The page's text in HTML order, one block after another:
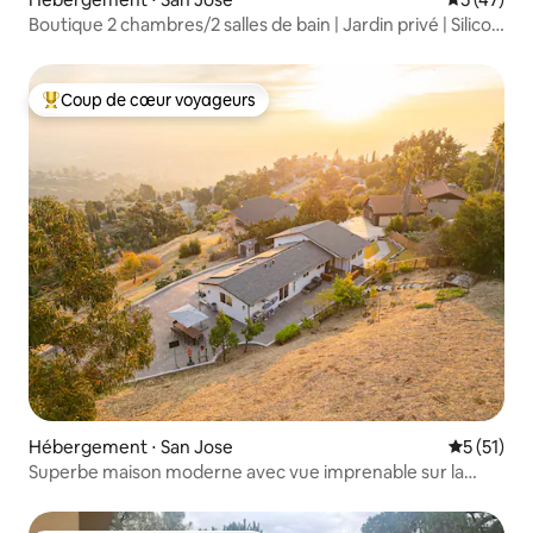
Boutique 2 chambres/2 salles de bain | Jardin privé | Silicon
Coups de cœur voyageurs les plus appréciés
Coup de cœur voyageurs
Hébergement ⋅ San Jose
5 (51)
Superbe maison moderne avec vue imprenable sur la